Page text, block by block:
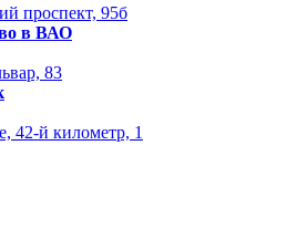
проспект, 95б
в ВАО
83
42-й километр, 1